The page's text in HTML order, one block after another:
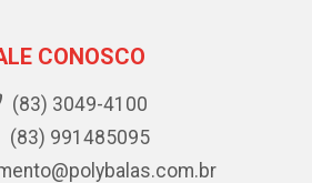
CONOSCO
(83) 3049-4100
(83) 991485095